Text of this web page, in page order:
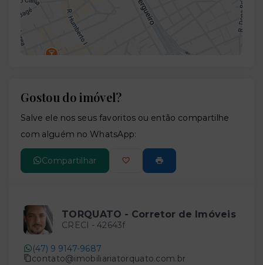
Gostou do imóvel?
Salve ele nos seus favoritos ou então compartilhe
com alguém no WhatsApp:
Compartilhar
TORQUATO - Corretor de Imóveis
CRECI - 42643f
(47) 9 9147-9687
contato@imobiliariatorquato.com.br